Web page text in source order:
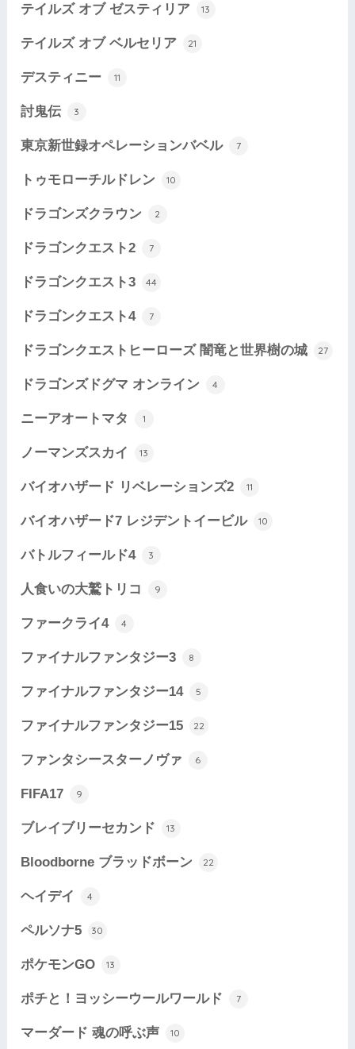
テイルズ オブ ゼスティリア 13
テイルズ オブ ベルセリア 21
デスティニー 11
討鬼伝 3
東京新世録オペレーションバベル 7
トゥモローチルドレン 10
ドラゴンズクラウン 2
ドラゴンクエスト2 7
ドラゴンクエスト3 44
ドラゴンクエスト4 7
ドラゴンクエストヒーローズ 闇竜と世界樹の城 27
ドラゴンズドグマ オンライン 4
ニーアオートマタ 1
ノーマンズスカイ 13
バイオハザード リベレーションズ2 11
バイオハザード7 レジデントイービル 10
バトルフィールド4 3
人食いの大鷲トリコ 9
ファークライ4 4
ファイナルファンタジー3 8
ファイナルファンタジー14 5
ファイナルファンタジー15 22
ファンタシースターノヴァ 6
FIFA17 9
ブレイブリーセカンド 13
Bloodborne ブラッドボーン 22
ヘイデイ 4
ペルソナ5 30
ポケモンGO 13
ポチと！ヨッシーウールワールド 7
マーダード 魂の呼ぶ声 10